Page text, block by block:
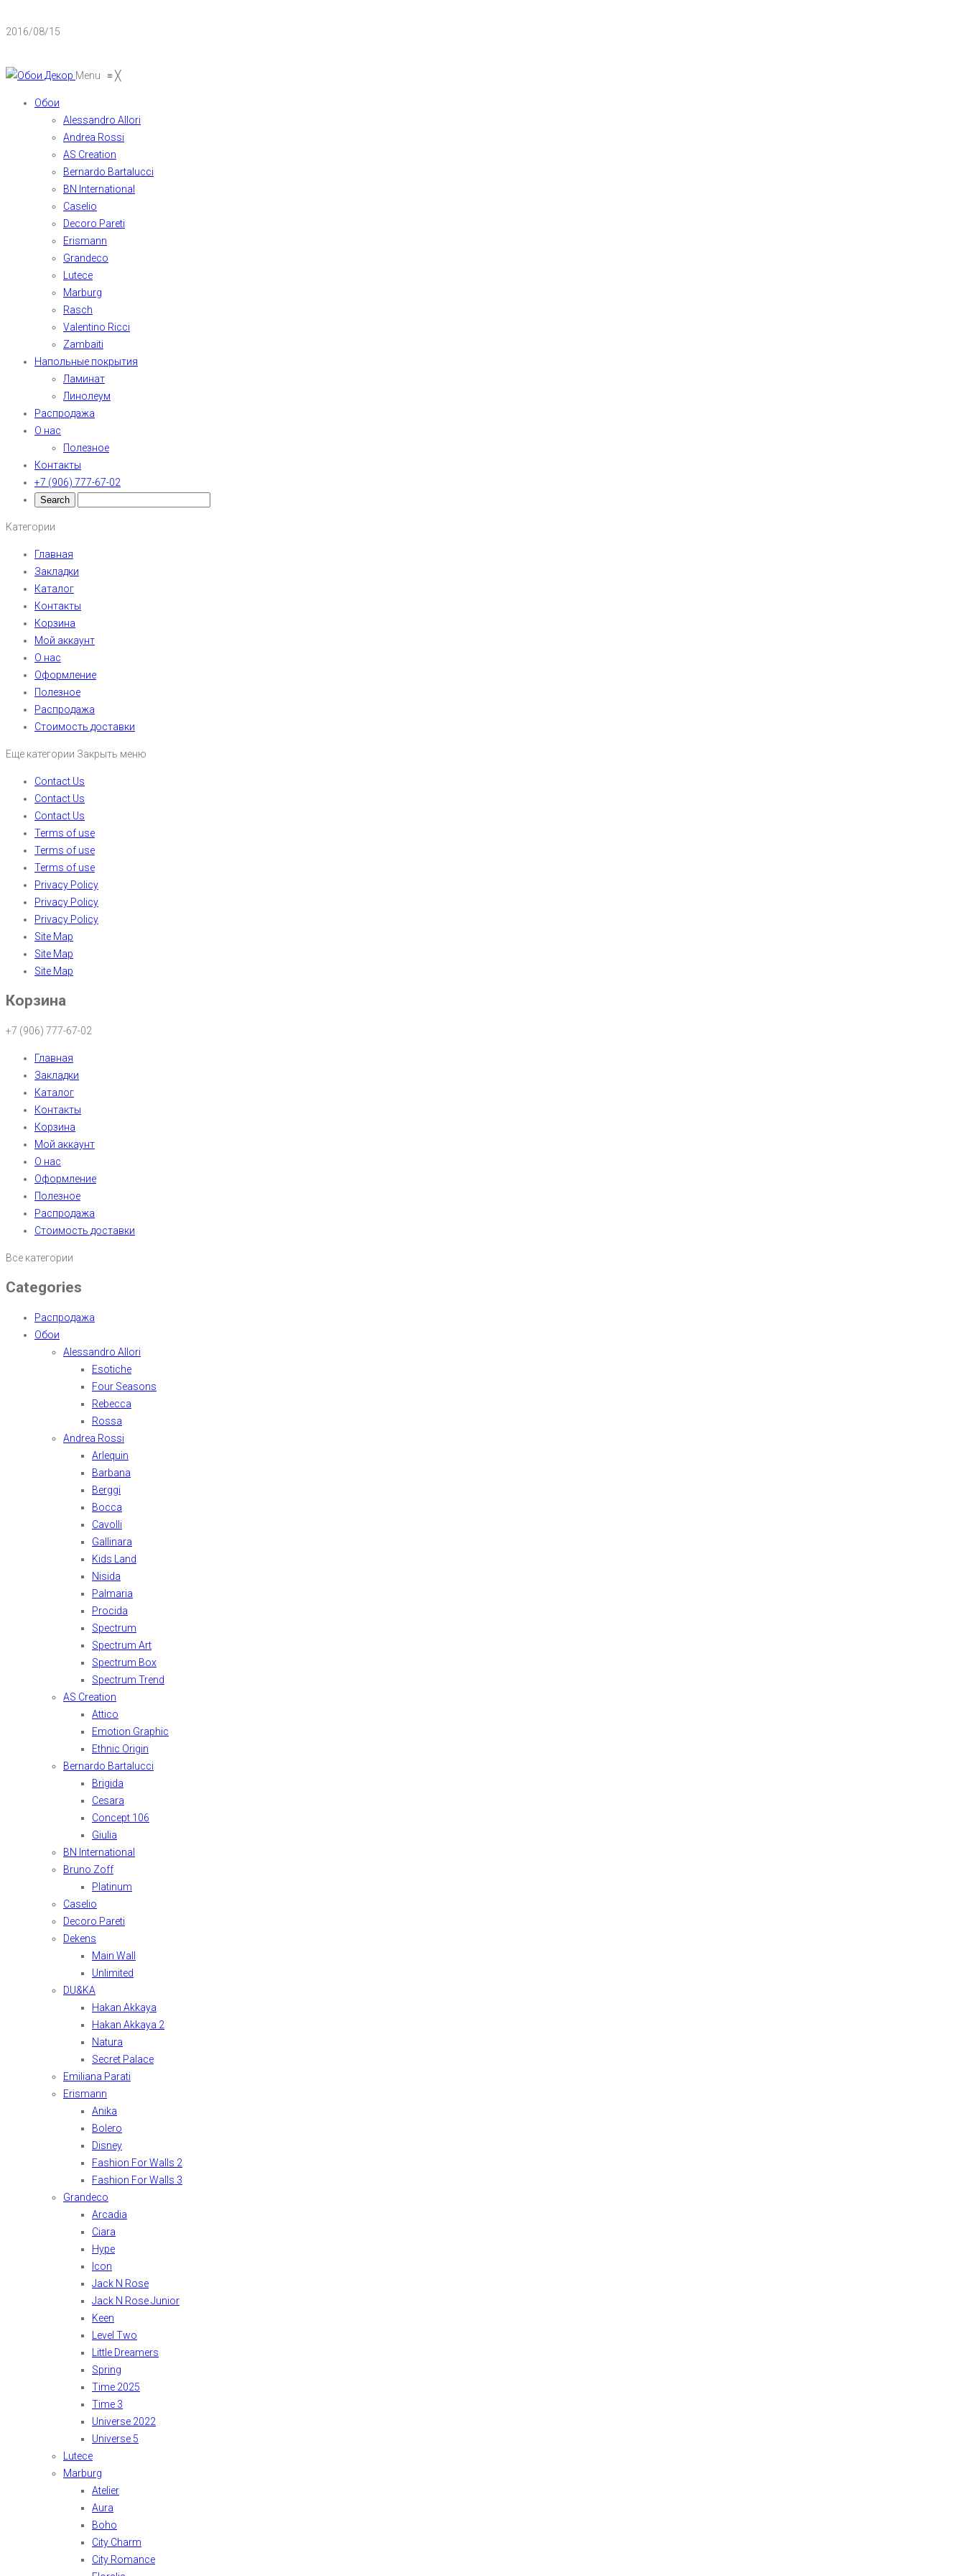
2016/08/15
Menu ≡╳
Обои
Alessandro Allori
Andrea Rossi
AS Creation
Bernardo Bartalucci
BN International
Caselio
Decoro Pareti
Erismann
Grandeco
Lutece
Marburg
Rasch
Valentino Ricci
Zambaiti
Напольные покрытия
Ламинат
Линолеум
Распродажа
О нас
Полезное
Контакты
+7 (906) 777-67-02
Категории
Главная
Закладки
Каталог
Контакты
Корзина
Мой аккаунт
О нас
Оформление
Полезное
Распродажа
Стоимость доставки
Еще категории Закрыть меню
Contact Us
Contact Us
Contact Us
Terms of use
Terms of use
Terms of use
Privacy Policy
Privacy Policy
Privacy Policy
Site Map
Site Map
Site Map
Корзина
+7 (906) 777-67-02
Главная
Закладки
Каталог
Контакты
Корзина
Мой аккаунт
О нас
Оформление
Полезное
Распродажа
Стоимость доставки
Все категории
Categories
Распродажа
Обои
Alessandro Allori
Esotiche
Four Seasons
Rebecca
Rossa
Andrea Rossi
Arlequin
Barbana
Berggi
Bocca
Cavolli
Gallinara
Kids Land
Nisida
Palmaria
Procida
Spectrum
Spectrum Art
Spectrum Box
Spectrum Trend
AS Creation
Attico
Emotion Graphic
Ethnic Origin
Bernardo Bartalucci
Brigida
Cesara
Concept 106
Giulia
BN International
Bruno Zoff
Platinum
Caselio
Decoro Pareti
Dekens
Main Wall
Unlimited
DU&KA
Hakan Akkaya
Hakan Akkaya 2
Natura
Secret Palace
Emiliana Parati
Erismann
Anika
Bolero
Disney
Fashion For Walls 2
Fashion For Walls 3
Grandeco
Arcadia
Ciara
Hype
Icon
Jack N Rose
Jack N Rose Junior
Keen
Level Two
Little Dreamers
Spring
Time 2025
Time 3
Universe 2022
Universe 5
Lutece
Marburg
Atelier
Aura
Boho
City Charm
City Romance